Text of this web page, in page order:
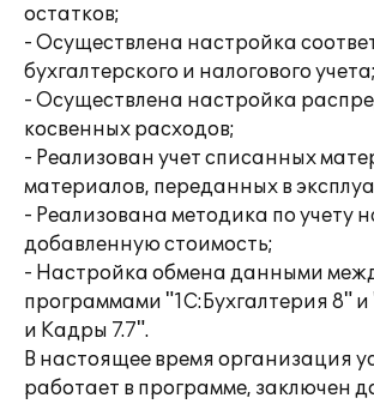
остатков;
- Осуществлена настройка
бухгалтерского и налогового учета;
- Осуществлена настройка
косвенных расходов;
- Реализован учет списанных
материалов, переданных в
- Реализована методика по учету
добавленную стоимость;
- Настройка обмена данными
программами "1С:Бухгалтерия 8"
и Кадры 7.7".
В настоящее время организация
работает в программе, заключен